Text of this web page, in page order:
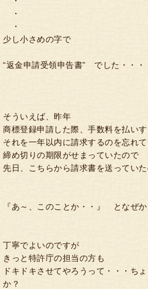
・
・
少し小さめの字で
“返金申請受領申告書” でした・・・
そういえば、昨年
商標登録申請した際、手数料を払い
それを一年以内に請求するのを忘れ
締め切りの期限がせまっていたので
先日、こちらから請求書を送っていた
『あ～、このことか・・』 となぜか
丁寧でよいのですが
きっと特許庁の担当の方も
ドキドキさせてやろうって・・・ち
か？